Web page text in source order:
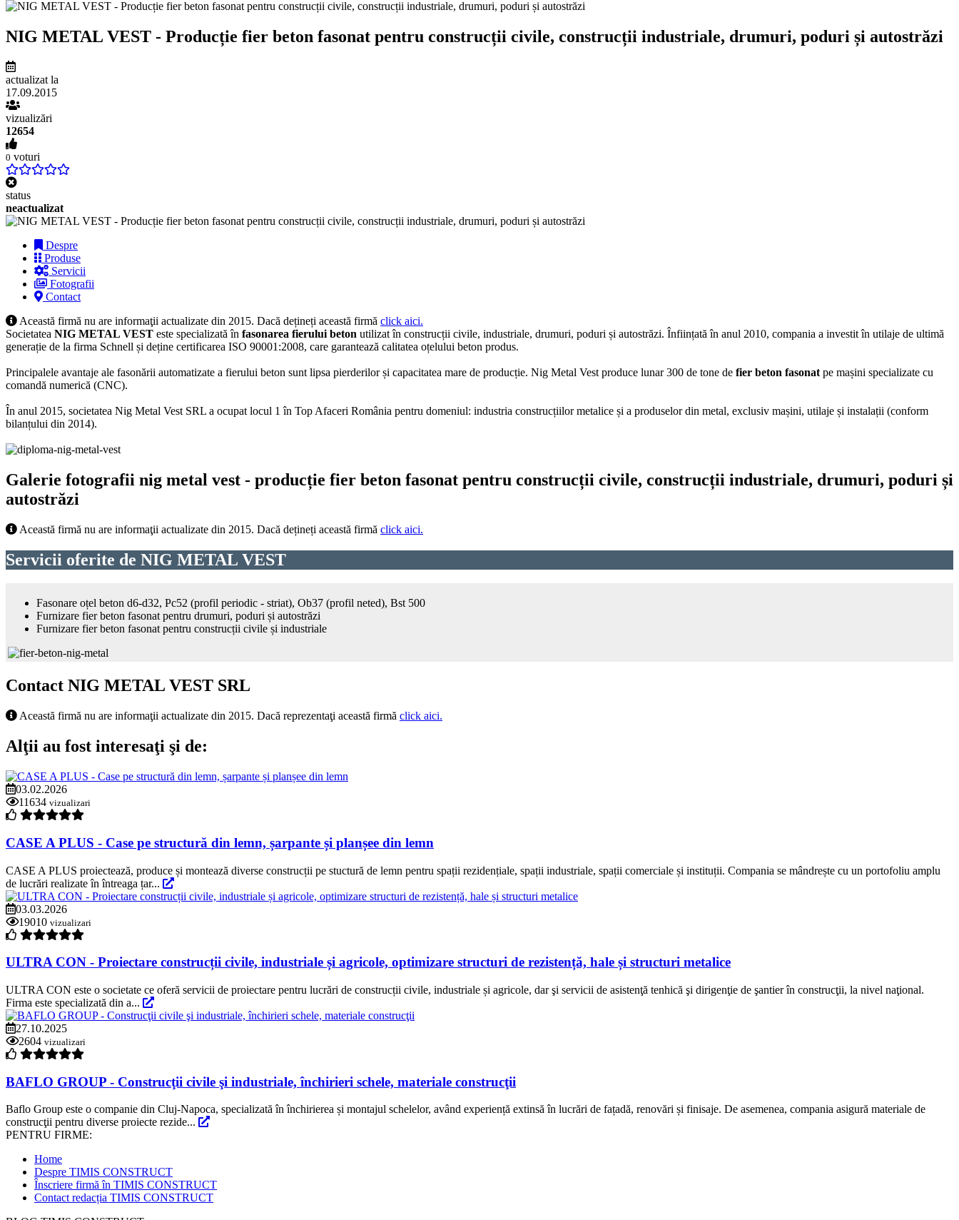
NIG METAL VEST - Producție fier beton fasonat pentru construcții civile, construcții industriale, drumuri, poduri și autostrăzi
actualizat la
17.09.2015
vizualizări
12654
0 voturi
status
neactualizat
Despre
Produse
Servicii
Fotografii
Contact
Această firmă nu are informaţii actualizate din 2015. Dacă dețineți această firmă click aici.
Societatea NIG METAL VEST este specializată în fasonarea fierului beton utilizat în construcții civile, industriale, drumuri, poduri și autostrăzi. Înființată în anul 2010, compania a investit în utilaje de ultimă
generație de la firma Schnell și deține certificarea ISO 90001:2008, care garantează calitatea oțelului beton produs.
Principalele avantaje ale fasonării automatizate a fierului beton sunt lipsa pierderilor și capacitatea mare de producție. Nig Metal Vest produce lunar 300 de tone de fier beton fasonat pe mașini specializate cu
comandă numerică (CNC).
În anul 2015, societatea Nig Metal Vest SRL a ocupat locul 1 în Top Afaceri România pentru domeniul: industria construcțiilor metalice și a produselor din metal, exclusiv mașini, utilaje și instalații (conform
bilanțului din 2014).
Galerie fotografii nig metal vest - producție fier beton fasonat pentru construcții civile, construcții industriale, drumuri, poduri și
autostrăzi
Această firmă nu are informaţii actualizate din 2015. Dacă dețineți această firmă click aici.
Servicii oferite de NIG METAL VEST
Fasonare oțel beton d6-d32, Pc52 (profil periodic - striat), Ob37 (profil neted), Bst 500
Furnizare fier beton fasonat pentru drumuri, poduri și autostrăzi
Furnizare fier beton fasonat pentru construcții civile și industriale
Contact NIG METAL VEST SRL
Această firmă nu are informaţii actualizate din 2015. Dacă reprezentaţi această firmă click aici.
Alţii au fost interesaţi şi de:
03.02.2026
11634 vizualizari
CASE A PLUS - Case pe structură din lemn, șarpante și planșee din lemn
CASE A PLUS proiectează, produce și montează diverse construcții pe stuctură de lemn pentru spații rezidențiale, spații industriale, spații comerciale și instituții. Compania se mândrește cu un portofoliu amplu
de lucrări realizate în întreaga țar...
03.03.2026
19010 vizualizari
ULTRA CON - Proiectare construcții civile, industriale și agricole, optimizare structuri de rezistență, hale și structuri metalice
ULTRA CON este o societate ce oferă servicii de proiectare pentru lucrări de construcții civile, industriale și agricole, dar şi servicii de asistenţă tenhică şi dirigenţie de şantier în construcţii, la nivel naţional.
Firma este specializată din a...
27.10.2025
2604 vizualizari
BAFLO GROUP - Construcţii civile şi industriale, închirieri schele, materiale construcţii
Baflo Group este o companie din Cluj-Napoca, specializată în închirierea și montajul schelelor, având experiență extinsă în lucrări de fațadă, renovări și finisaje. De asemenea, compania asigură materiale de
construcţii pentru diverse proiecte rezide...
PENTRU FIRME:
Home
Despre TIMIS CONSTRUCT
Înscriere firmă în TIMIS CONSTRUCT
Contact redacția TIMIS CONSTRUCT